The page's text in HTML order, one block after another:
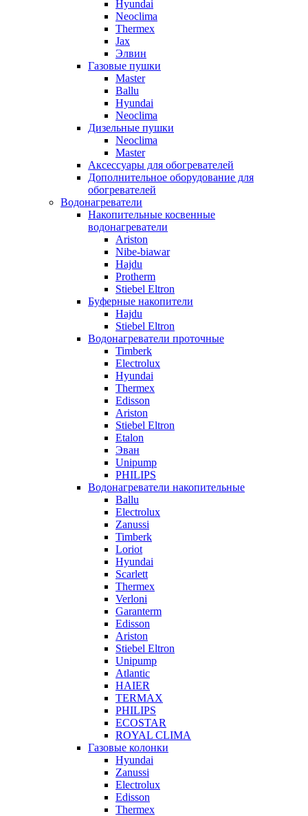
Hyundai
Neoclima
Thermex
Jax
Элвин
Газовые пушки
Master
Ballu
Hyundai
Neoclima
Дизельные пушки
Neoclima
Master
Аксессуары для обогревателей
Дополнительное оборудование для
обогревателей
Водонагреватели
Накопительные косвенные
водонагреватели
Ariston
Nibe-biawar
Hajdu
Protherm
Stiebel Eltron
Буферные накопители
Hajdu
Stiebel Eltron
Водонагреватели проточные
Timberk
Electrolux
Hyundai
Thermex
Edisson
Ariston
Stiebel Eltron
Etalon
Эван
Unipump
PHILIPS
Водонагреватели накопительные
Ballu
Electrolux
Zanussi
Timberk
Loriot
Hyundai
Scarlett
Thermex
Verloni
Garanterm
Edisson
Ariston
Stiebel Eltron
Unipump
Atlantic
HAIER
TERMAX
PHILIPS
ECOSTAR
ROYAL CLIMA
Газовые колонки
Hyundai
Zanussi
Electrolux
Edisson
Thermex